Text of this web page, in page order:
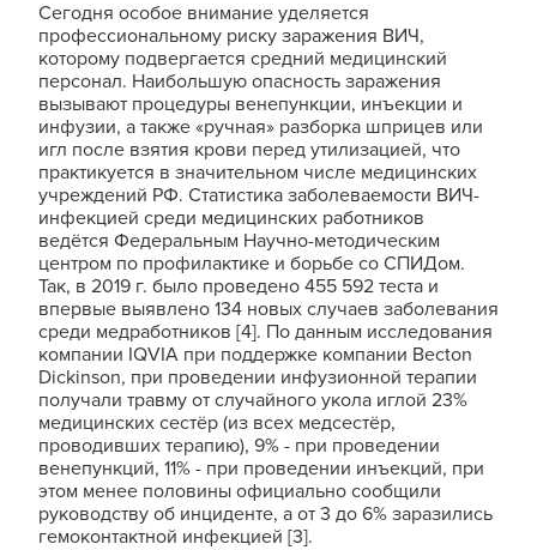
Сегодня особое внимание уделяется
профессиональному риску заражения ВИЧ,
которому подвергается средний медицинский
персонал. Наибольшую опасность заражения
вызывают процедуры венепункции, инъекции и
инфузии, а также «ручная» разборка шприцев или
игл после взятия крови перед утилизацией, что
практикуется в значительном числе медицинских
учреждений РФ. Статистика заболеваемости ВИЧ-
инфекцией среди медицинских работников
ведётся Федеральным Научно-методическим
центром по профилактике и борьбе со СПИДом.
Так, в 2019 г. было проведено 455 592 теста и
впервые выявлено 134 новых случаев заболевания
среди медработников [4]. По данным исследования
компании IQVIA при поддержке компании Becton
Dickinson, при проведении инфузионной терапии
получали травму от случайного укола иглой 23%
медицинских сестёр (из всех медсестёр,
проводивших терапию), 9% - при проведении
венепункций, 11% - при проведении инъекций, при
этом менее половины официально сообщили
руководству об инциденте, а от 3 до 6% заразились
гемоконтактной инфекцией [3].